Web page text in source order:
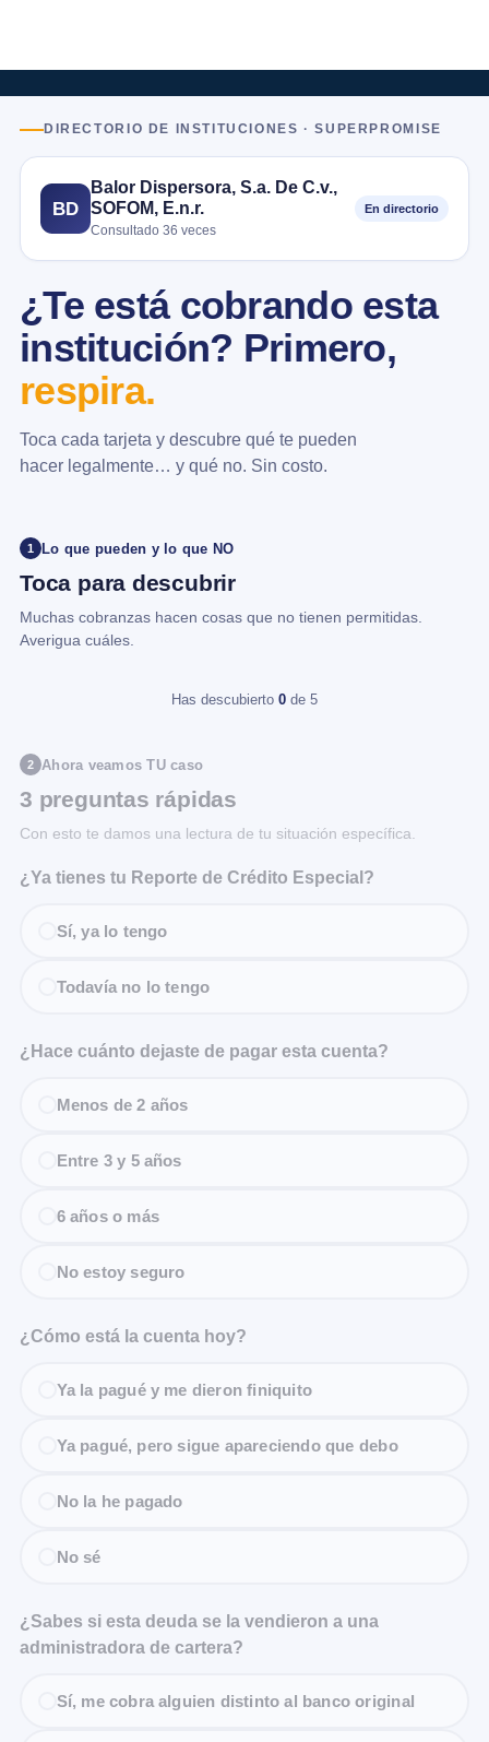
DIRECTORIO DE INSTITUCIONES · SUPERPROMISE
BD
Balor Dispersora, S.a. De C.v.,
SOFOM, E.n.r.
Consultado 36 veces
En directorio
¿Te está cobrando esta
institución? Primero,
respira.
Toca cada tarjeta y descubre qué te pueden
hacer legalmente… y qué no. Sin costo.
1 Lo que pueden y lo que NO
Toca para descubrir
Muchas cobranzas hacen cosas que no tienen permitidas.
Averigua cuáles.
Has descubierto 0 de 5
2 Ahora veamos TU caso
3 preguntas rápidas
Con esto te damos una lectura de tu situación específica.
¿Ya tienes tu Reporte de Crédito Especial?
Sí, ya lo tengo
Todavía no lo tengo
¿Hace cuánto dejaste de pagar esta cuenta?
Menos de 2 años
Entre 3 y 5 años
6 años o más
No estoy seguro
¿Cómo está la cuenta hoy?
Ya la pagué y me dieron finiquito
Ya pagué, pero sigue apareciendo que debo
No la he pagado
No sé
¿Sabes si esta deuda se la vendieron a una
administradora de cartera?
Sí, me cobra alguien distinto al banco original